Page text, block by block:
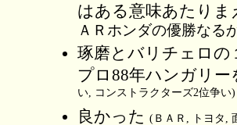
はある意味あたり
ＡＲホンダの優勝なる
琢磨とバリチェロの
プロ88年ハンガリ
い, コンストラクターズ2位争い)
良かった (ＢＡＲ, トヨタ,